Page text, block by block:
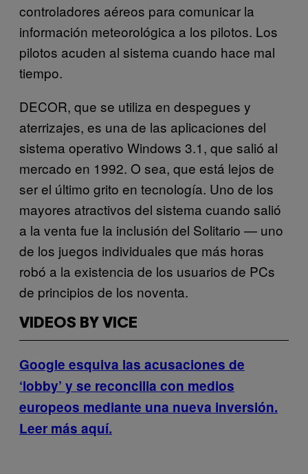
controladores aéreos para comunicar la
información meteorológica a los pilotos. Los
pilotos acuden al sistema cuando hace mal
tiempo.
DECOR, que se utiliza en despegues y
aterrizajes, es una de las aplicaciones del
sistema operativo Windows 3.1, que salió al
mercado en 1992. O sea, que está lejos de
ser el último grito en tecnología. Uno de los
mayores atractivos del sistema cuando salió
a la venta fue la inclusión del Solitario — uno
de los juegos individuales que más horas
robó a la existencia de los usuarios de PCs
de principios de los noventa.
VIDEOS BY VICE
Google esquiva las acusaciones de
‘lobby’ y se reconcilia con medios
europeos mediante una nueva inversión.
Leer más aquí.